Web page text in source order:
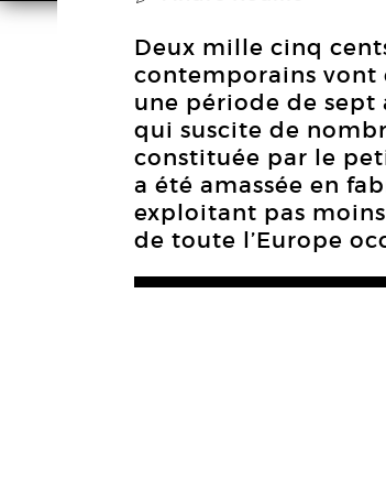
Deux mille cinq
contemporains vont
une période de sept
qui suscite de
constituée par le
a été amassée en
exploitant pas
de toute l’Europe